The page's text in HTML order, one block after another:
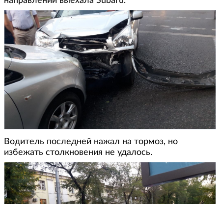
Водитель последней нажал на тормоз, но
избежать столкновения не удалось.